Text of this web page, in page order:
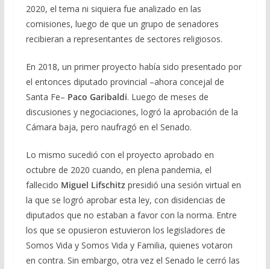
2020, el tema ni siquiera fue analizado en las
comisiones, luego de que un grupo de senadores
recibieran a representantes de sectores religiosos.
En 2018, un primer proyecto había sido presentado por
el entonces diputado provincial –ahora concejal de
Santa Fe– Paco Garibaldi. Luego de meses de
discusiones y negociaciones, logró la aprobación de la
Cámara baja, pero naufragó en el Senado.
Lo mismo sucedió con el proyecto aprobado en
octubre de 2020 cuando, en plena pandemia, el
fallecido Miguel Lifschitz presidió una sesión virtual en
la que se logró aprobar esta ley, con disidencias de
diputados que no estaban a favor con la norma. Entre
los que se opusieron estuvieron los legisladores de
Somos Vida y Somos Vida y Familia, quienes votaron
en contra. Sin embargo, otra vez el Senado le cerró las